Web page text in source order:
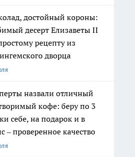
достойный короны:
десерт Елизаветы II
рецепту из
дворца
назвали отличный
кофе: беру по 3
себе, на подарок и в
– проверенное качество